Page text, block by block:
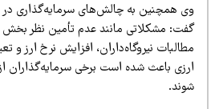
همچنین به چالش‌های سرمایه‌گذاری در صنعت
مشکلاتی مانند عدم تأمین نظر بخش
نیروگاه‌داران، افزایش نرخ ارز و
باعث شده است برخی سرمایه‌گذاران از